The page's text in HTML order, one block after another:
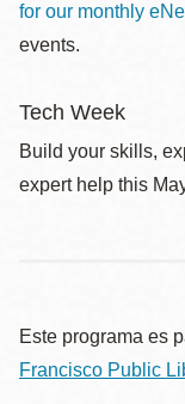
for our monthly
events.
Tech Week
Build your skills,
expert help this
Este programa es
Francisco Public